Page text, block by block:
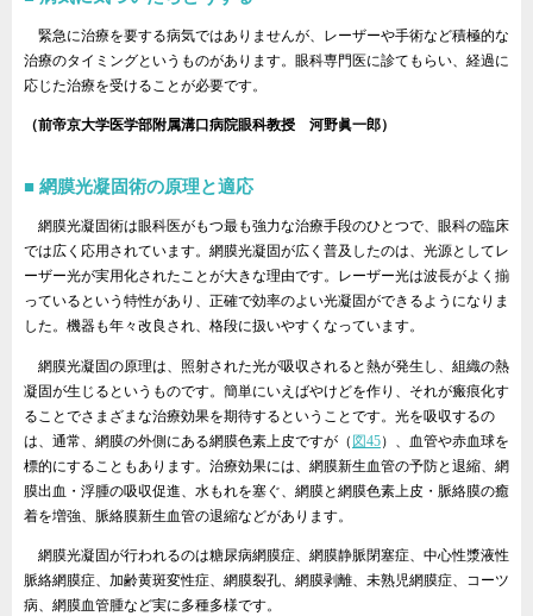
緊急に治療を要する病気ではありませんが、レーザーや手術など積極的な
治療のタイミングというものがあります。眼科専門医に診てもらい、経過に
応じた治療を受けることが必要です。
（前帝京大学医学部附属溝口病院眼科教授 河野眞一郎）
網膜光凝固術の原理と適応
網膜光凝固術は眼科医がもつ最も強力な治療手段のひとつで、眼科の臨床
では広く応用されています。網膜光凝固が広く普及したのは、光源としてレ
ーザー光が実用化されたことが大きな理由です。レーザー光は波長がよく揃
っているという特性があり、正確で効率のよい光凝固ができるようになりま
した。機器も年々改良され、格段に扱いやすくなっています。
網膜光凝固の原理は、照射された光が吸収されると熱が発生し、組織の熱
凝固が生じるというものです。簡単にいえばやけどを作り、それが瘢痕化す
ることでさまざまな治療効果を期待するということです。光を吸収するの
は、通常、網膜の外側にある網膜色素上皮ですが（ 図45）、血管や赤血球を
標的にすることもあります。治療効果には、網膜新生血管の予防と退縮、網
膜出血・浮腫の吸収促進、水もれを塞ぐ、網膜と網膜色素上皮・脈絡膜の癒
着を増強、脈絡膜新生血管の退縮などがあります。
網膜光凝固が行われるのは糖尿病網膜症、網膜静脈閉塞症、中心性漿液性
脈絡網膜症、加齢黄斑変性症、網膜裂孔、網膜剥離、未熟児網膜症、コーツ
病、網膜血管腫など実に多種多様です。